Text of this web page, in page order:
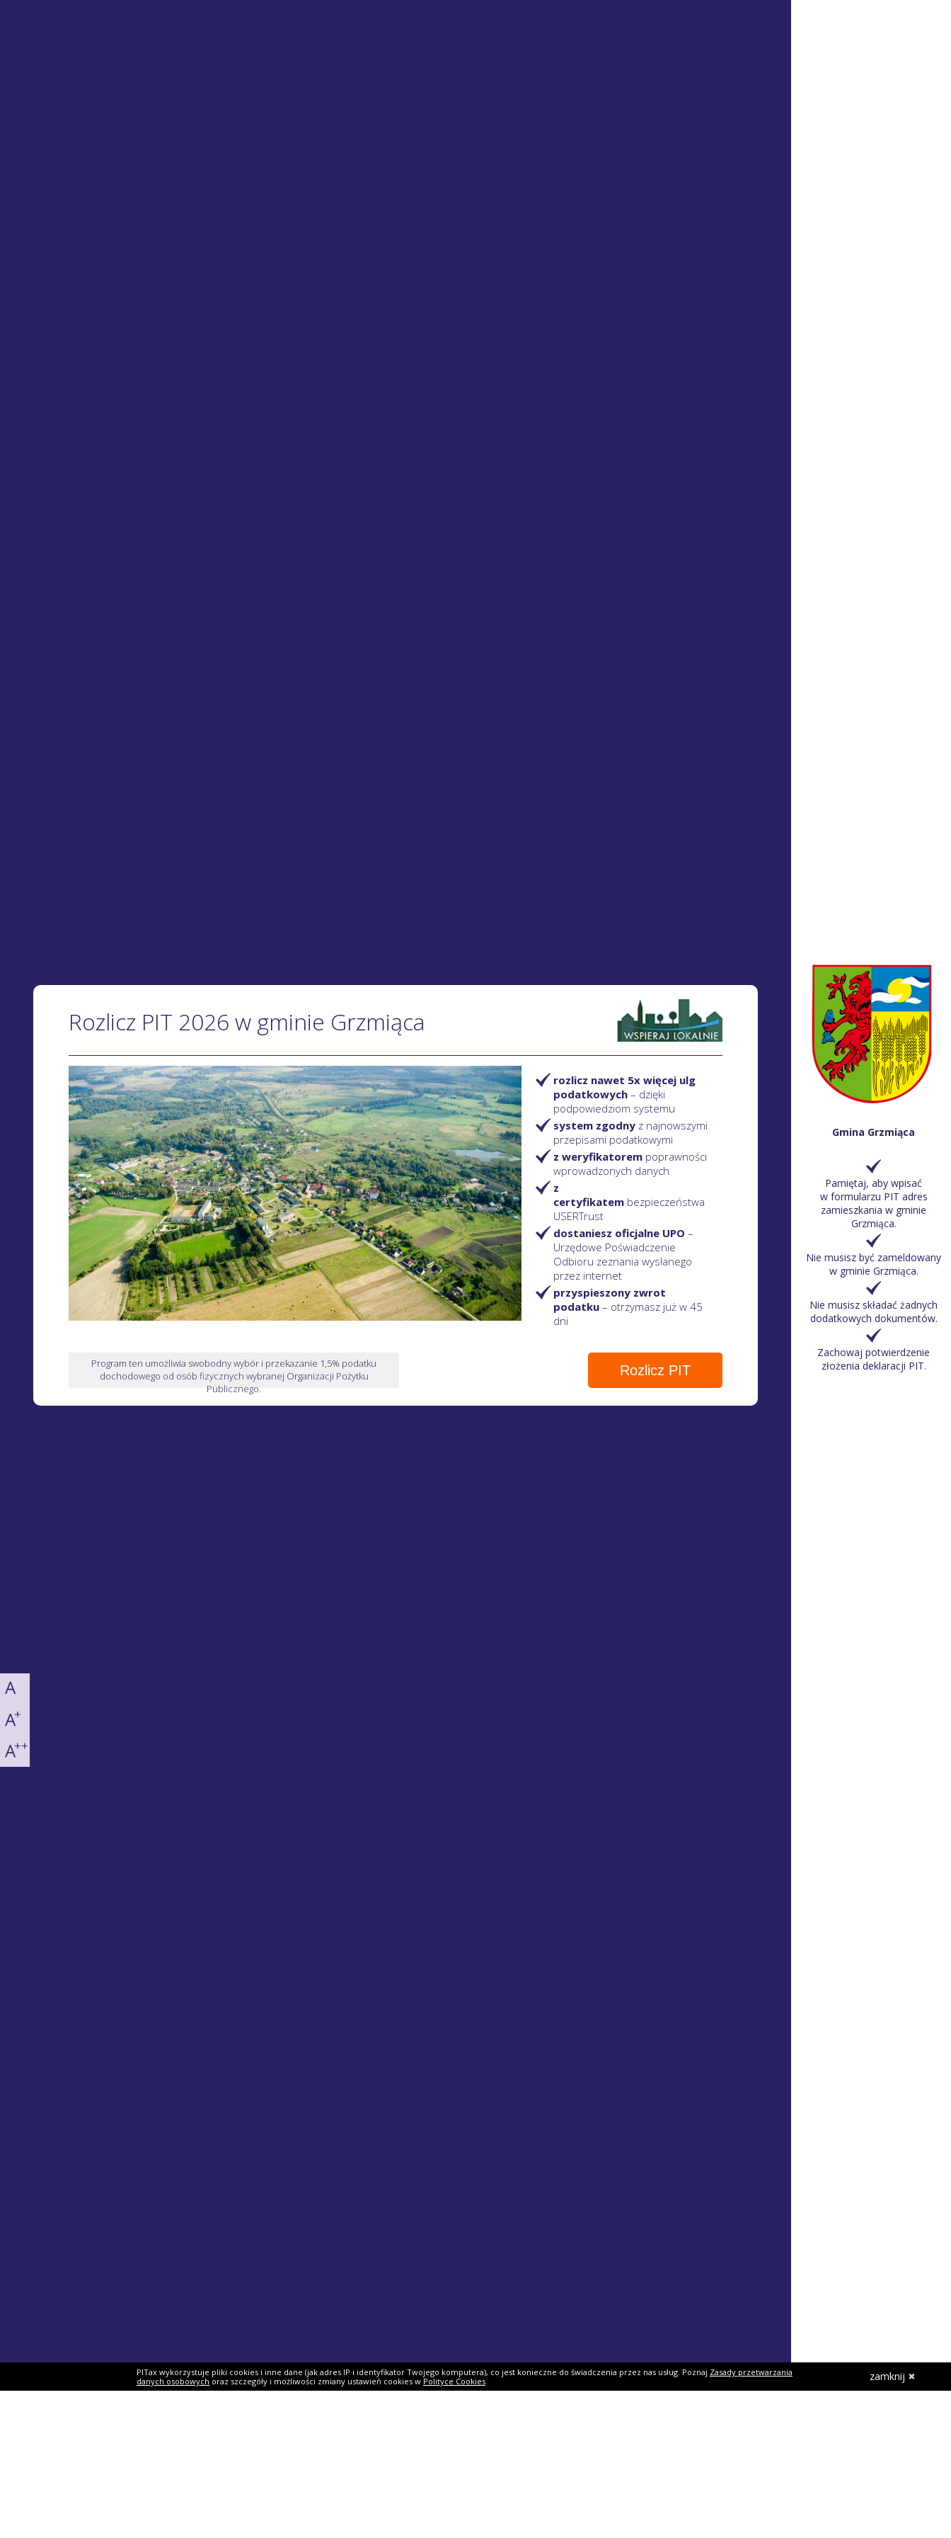
Rozlicz PIT 2026 w gminie Grzmiąca
rozlicz nawet 5x więcej ulg
podatkowych – dzięki
podpowiedziom systemu
system zgodny z najnowszymi
przepisami podatkowymi
z weryfikatorem poprawności
wprowadzonych danych
z
certyfikatem bezpieczeństwa
USERTrust
dostaniesz oficjalne UPO –
Urzędowe Poświadczenie
Odbioru zeznania wysłanego
przez internet
przyspieszony zwrot
podatku – otrzymasz już w 45
dni
Program ten umożliwia swobodny wybór i przekazanie 1,5% podatku
dochodowego od osób fizycznych wybranej Organizacji Pożytku
Publicznego.
Rozlicz PIT
Gmina Grzmiąca
Pamiętaj, aby wpisać
w formularzu PIT adres
zamieszkania w gminie
Grzmiąca.
Nie musisz być zameldowany
w gminie Grzmiąca.
Nie musisz składać żadnych
dodatkowych dokumentów.
Zachowaj potwierdzenie
złożenia deklaracji PIT.
PITax wykorzystuje pliki cookies i inne dane (jak adres IP i identyfikator Twojego komputera), co jest konieczne do świadczenia przez nas usług. Poznaj Zasady przetwarzania
danych osobowych oraz szczegóły i możliwości zmiany ustawień cookies w Polityce Cookies. zamknij